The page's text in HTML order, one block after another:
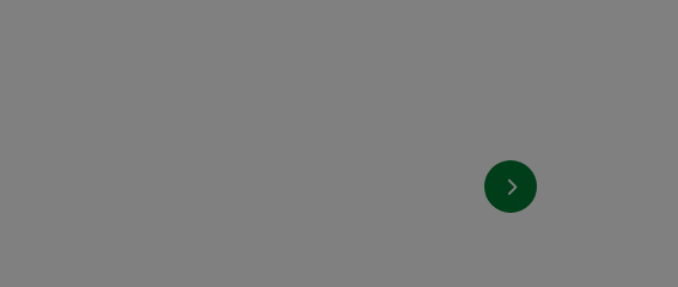
nächstes Element